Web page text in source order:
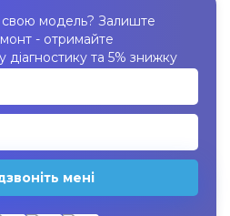
модель? Залиште
- отримайте
діагностику та 5% знижку
мені